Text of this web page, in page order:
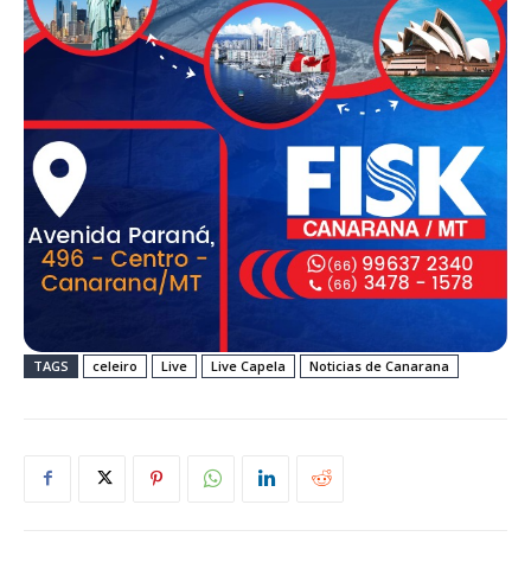
TAGS celeiro Live Live Capela Noticias de Canarana